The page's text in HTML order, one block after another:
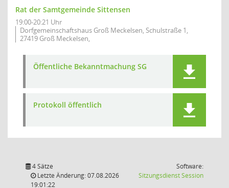
Rat der Samtgemeinde Sittensen
19:00-20:21 Uhr
Dorfgemeinschaftshaus Groß Meckelsen, Schulstraße 1,
27419 Groß Meckelsen,
Öffentliche Bekanntmachung SG
Protokoll öffentlich
4 Sätze
Letzte Änderung: 07.08.2026
19:01:22
Software:
SitzungsdienstSession(Wird in